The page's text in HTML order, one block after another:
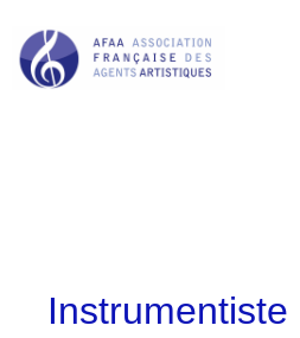
Instrumentiste